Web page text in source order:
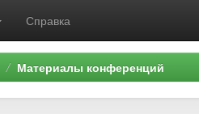
Справка
Материалы конференций